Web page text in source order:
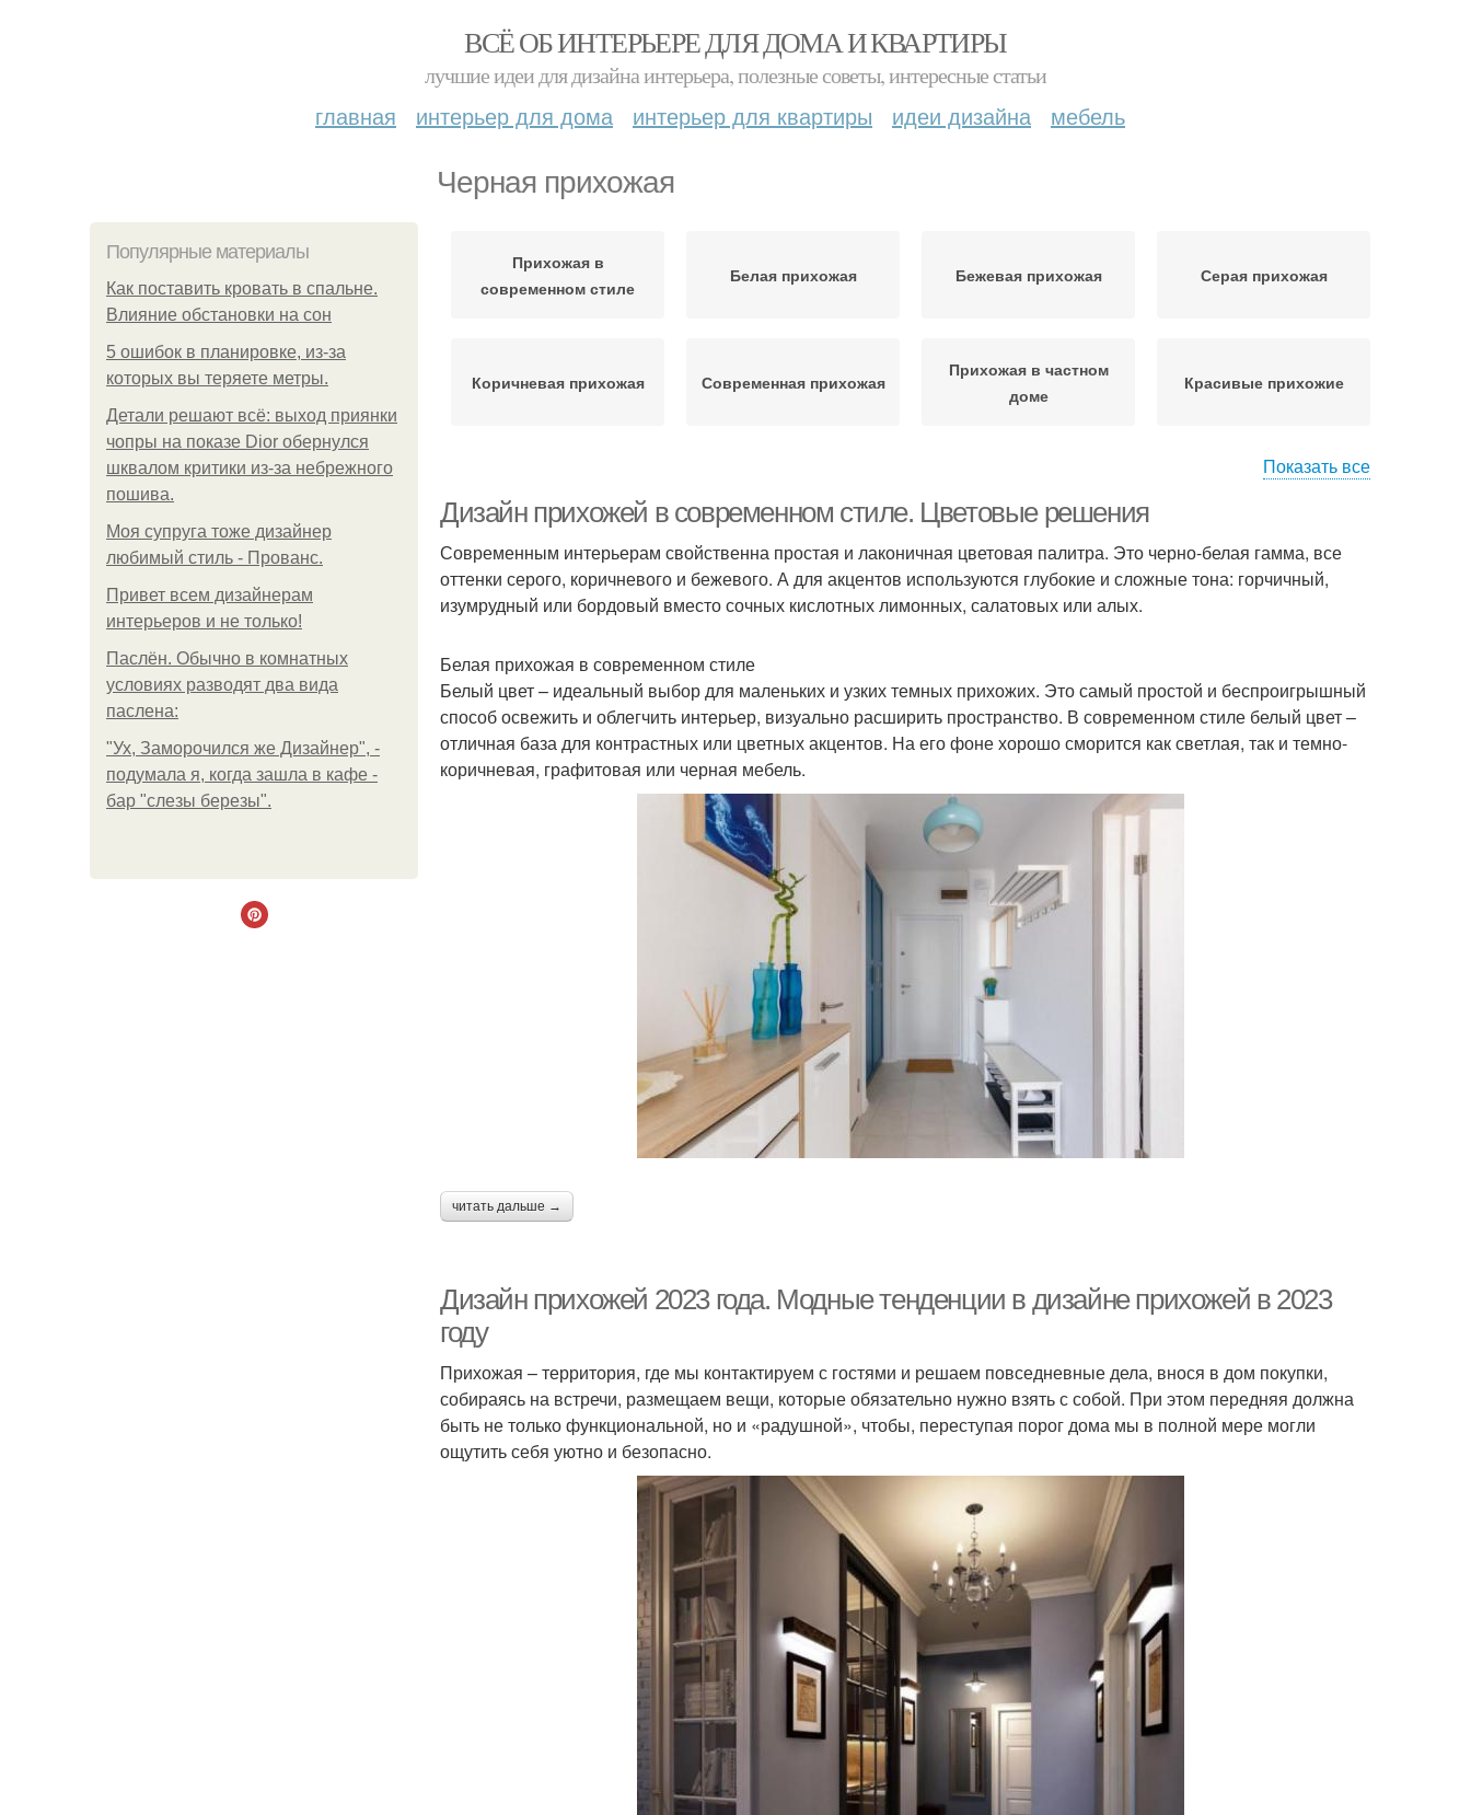
ВСЁ ОБ ИНТЕРЬЕРЕ ДЛЯ ДОМА И КВАРТИРЫ
лучшие идеи для дизайна интерьера, полезные советы, интересные статьи
главная интерьер для дома интерьер для квартиры идеи дизайна мебель
Черная прихожая
Популярные материалы
Как поставить кровать в спальне.
Влияние обстановки на сон
5 ошибок в планировке, из-за
которых вы теряете метры.
Детали решают всё: выход приянки
чопры на показе Dior обернулся
шквалом критики из-за небрежного
пошива.
Моя супруга тоже дизайнер
любимый стиль - Прованс.
Привет всем дизайнерам
интерьеров и не только!
Паслён. Обычно в комнатных
условиях разводят два вида
паслена:
"Ух, Заморочился же Дизайнер", -
подумала я, когда зашла в кафе -
бар "слезы березы".
Прихожая в
современном стиле
Белая прихожая Бежевая прихожая Серая прихожая
Коричневая прихожая Современная прихожая
Прихожая в частном
доме
Красивые прихожие
современном стиле
Показать все
Дизайн прихожей в современном стиле. Цветовые решения
Современным интерьерам свойственна простая и лаконичная цветовая палитра. Это черно-белая гамма, все
оттенки серого, коричневого и бежевого. А для акцентов используются глубокие и сложные тона: горчичный,
изумрудный или бордовый вместо сочных кислотных лимонных, салатовых или алых.
Белая прихожая в современном стиле
Белый цвет – идеальный выбор для маленьких и узких темных прихожих. Это самый простой и беспроигрышный
способ освежить и облегчить интерьер, визуально расширить пространство. В современном стиле белый цвет –
отличная база для контрастных или цветных акцентов. На его фоне хорошо сморится как светлая, так и темно-
коричневая, графитовая или черная мебель.
читать дальше →
Дизайн прихожей 2023 года. Модные тенденции в дизайне прихожей в 2023
году
Прихожая – территория, где мы контактируем с гостями и решаем повседневные дела, внося в дом покупки,
собираясь на встречи, размещаем вещи, которые обязательно нужно взять с собой. При этом передняя должна
быть не только функциональной, но и «радушной», чтобы, переступая порог дома мы в полной мере могли
ощутить себя уютно и безопасно.